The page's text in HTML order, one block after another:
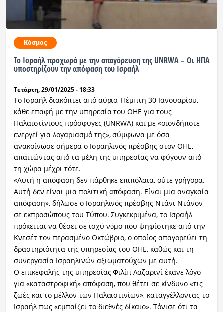
Αθλητικά
Κόσμος
Ραδιόφωνο LIVE
Εκπομπές
Πολιτισμός
Κόσμος
Το Ισραήλ προχωρά με την απαγόρευση της UNRWA – Οι ΗΠΑ
υποστηρίζουν την απόφαση του Ισραήλ
Τετάρτη, 29/01/2025 - 18:33
Το Ισραήλ διακόπτει από αύριο, Πέμπτη 30 Ιανουαρίου,
κάθε επαφή με την υπηρεσία του ΟΗΕ για τους
Παλαιστίνιους πρόσφυγες (UNRWA) και με «οιονδήποτε
ενεργεί για λογαριασμό της», σύμφωνα με όσα
ανακοίνωσε σήμερα ο Ισραηλινός πρέσβης στον ΟΗΕ,
απαιτώντας από τα μέλη της υπηρεσίας να φύγουν από
τη χώρα μέχρι τότε.
«Αυτή η απόφαση δεν πάρθηκε επιπόλαια, ούτε γρήγορα.
Αυτή δεν είναι μια πολιτική απόφαση. Είναι μια αναγκαία
απόφαση», δήλωσε ο Ισραηλινός πρέσβης Ντάνι Ντάνον
σε εκπροσώπους του Τύπου. Συγκεκριμένα, το Ισραήλ
πρόκειται να θέσει σε ισχύ νόμο που ψηφίστηκε από την
Κνεσέτ τον περασμένο Οκτώβριο, ο οποίος απαγορεύει τη
δραστηριότητα της υπηρεσίας του ΟΗΕ, καθώς και τη
συνεργασία Ισραηλινών αξιωματούχων με αυτή.
Ο επικεφαλής της υπηρεσίας Φιλίπ Λαζαρινί έκανε λόγο
για «καταστροφική» απόφαση, που θέτει σε κίνδυνο «τις
ζωές και το μέλλον των Παλαιστινίων», καταγγέλλοντας το
Ισραήλ πως «εμπαίζει το διεθνές δίκαιο». Τόνισε ότι τα